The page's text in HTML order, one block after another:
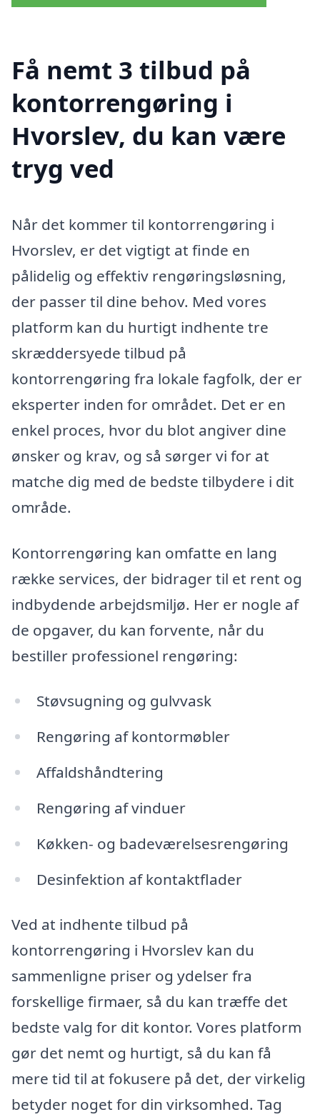
Få nemt 3 tilbud på
kontorrengøring i
Hvorslev, du kan være
tryg ved
Når det kommer til kontorrengøring i
Hvorslev, er det vigtigt at finde en
pålidelig og effektiv rengøringsløsning,
der passer til dine behov. Med vores
platform kan du hurtigt indhente tre
skræddersyede tilbud på
kontorrengøring fra lokale fagfolk, der er
eksperter inden for området. Det er en
enkel proces, hvor du blot angiver dine
ønsker og krav, og så sørger vi for at
matche dig med de bedste tilbydere i dit
område.
Kontorrengøring kan omfatte en lang
række services, der bidrager til et rent og
indbydende arbejdsmiljø. Her er nogle af
de opgaver, du kan forvente, når du
bestiller professionel rengøring:
Støvsugning og gulvvask
Rengøring af kontormøbler
Affaldshåndtering
Rengøring af vinduer
Køkken- og badeværelsesrengøring
Desinfektion af kontaktflader
Ved at indhente tilbud på
kontorrengøring i Hvorslev kan du
sammenligne priser og ydelser fra
forskellige firmaer, så du kan træffe det
bedste valg for dit kontor. Vores platform
gør det nemt og hurtigt, så du kan få
mere tid til at fokusere på det, der virkelig
betyder noget for din virksomhed. Tag